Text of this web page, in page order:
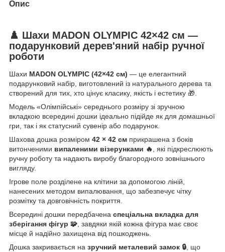
Опис
♟️ Шахи MADON OLYMPIC 42×42 см —
подарунковий дерев'яний набір ручної
роботи
Шахи MADON OLYMPIC (42×42 см) — це елегантний
подарунковий набір, виготовлений із натурального дерева та
створений для тих, хто цінує класику, якість і естетику 🎁.
Модель «Олімпійські» середнього розміру зі зручною
вкладкою всередині дошки ідеально підійде як для домашньої
гри, так і як статусний сувенір або подарунок.
Шахова дошка розміром 42 × 42 см прикрашена з боків
витонченими випаленими візерунками 🔥, які підкреслюють
ручну роботу та надають виробу благородного зовнішнього
вигляду.
Ігрове поле розділене на клітини за допомогою ліній,
нанесених методом випалювання, що забезпечує чітку
розмітку та довговічність покриття.
Всередині дошки передбачена спеціальна вкладка для
зберігання фігур 🧩, завдяки якій кожна фігура має своє
місце й надійно захищена від пошкоджень.
Дошка закривається на зручний металевий замок 🔒, що